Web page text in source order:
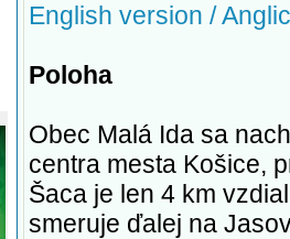
English version /
Poloha
Obec Malá Ida sa
centra mesta Košice,
Šaca je len 4 km
smeruje ďalej na